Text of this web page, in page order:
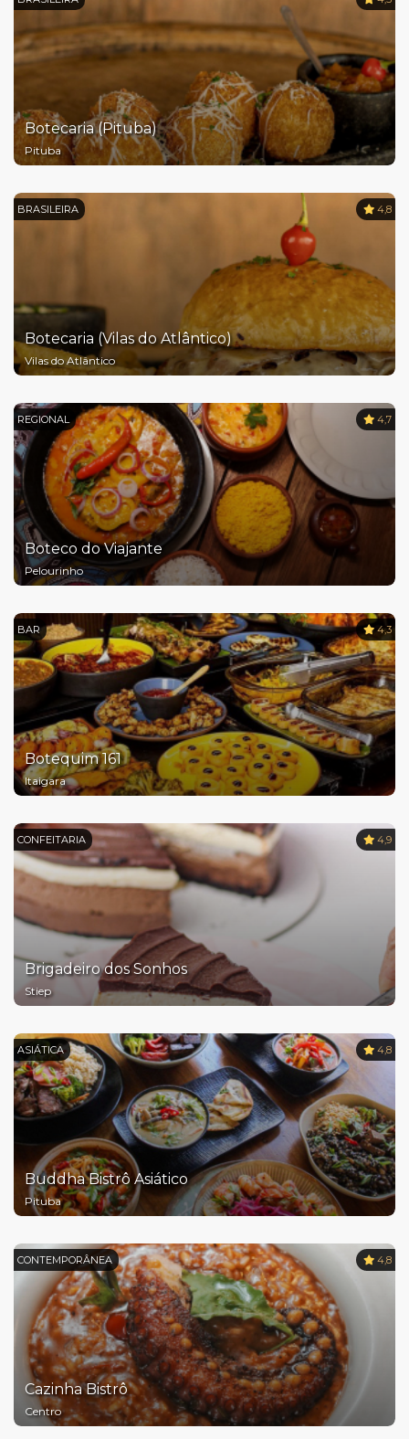
Botecaria (Pituba)
Pituba
BRASILEIRA 4,8
Botecaria (Vilas do Atlântico)
Vilas do Atlântico
REGIONAL 4,7
Boteco do Viajante
Pelourinho
BAR 4,3
Botequim 161
Itaigara
CONFEITARIA 4,9
Brigadeiro dos Sonhos
Stiep
ASIÁTICA 4,8
Buddha Bistrô Asiático
Pituba
CONTEMPORÂNEA 4,8
Cazinha Bistrô
Centro